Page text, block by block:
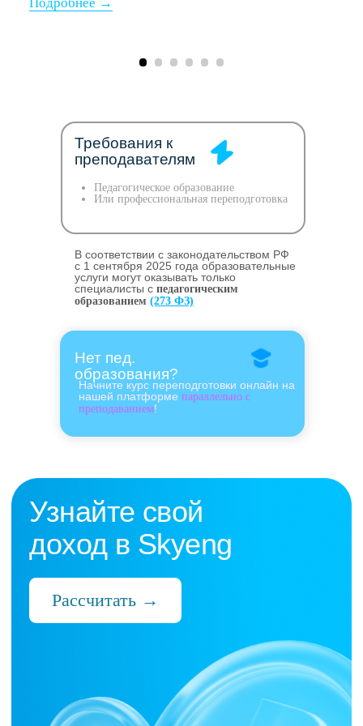
Педагогическое образование
Или профессиональная переподготовка
В соответствии с законодательством РФ
c 1 сентября 2025 года образовательные
услуги могут оказывать только
специалисты с педагогическим
образованием (273 ФЗ)
Начните курс переподготовки онлайн на
нашей платформе параллельно с
преподаванием!
Требования к
преподавателям
Нет пед.
образования?
Нас выбрали 10 000+
которые ценят:
Время
Готовые планы и материалы, онлайн-
платформа с автопроверкой заданий,
поддержка 24/7 и никакой бюрократии
Деньги
без штрафов и переработок, скрытых
условий и неприятных сюрпризов
Уважение к преподавателю и его